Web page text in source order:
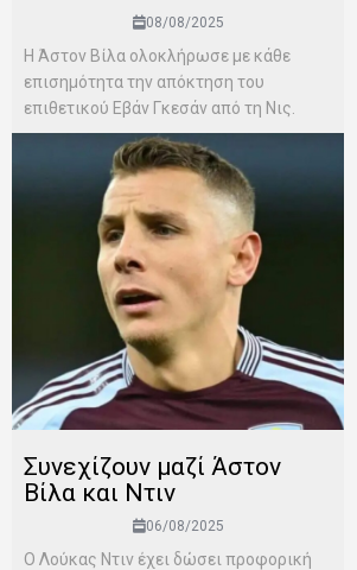
08/08/2025
Η Άστον Βίλα ολοκλήρωσε με κάθε
επισημότητα την απόκτηση του
επιθετικού Εβάν Γκεσάν από τη Νις.
Συνεχίζουν μαζί Άστον
Βίλα και Ντιν
06/08/2025
Ο Λούκας Ντιν έχει δώσει προφορική